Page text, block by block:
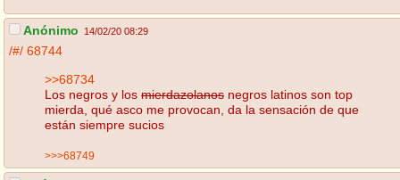
Anónimo 14/02/20 08:29
/#/ 68744
>>68734
Los negros y los mierdazolanos negros latinos son top
mierda, qué asco me provocan, da la sensación de que
están siempre sucios
>>>68749